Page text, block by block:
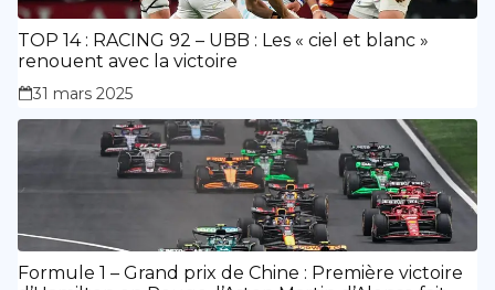
TOP 14 : RACING 92 – UBB : Les « ciel et blanc »
renouent avec la victoire
31 mars 2025
Formule 1 – Grand prix de Chine : Première victoire